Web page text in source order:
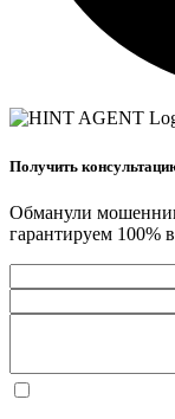
Получить
Обманули
гарантируем 100%